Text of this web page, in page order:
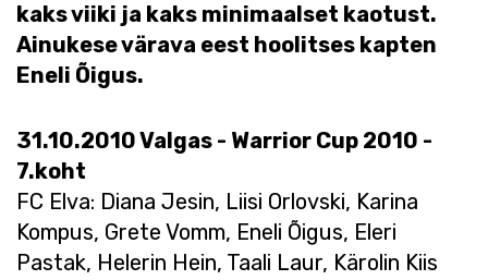
kaks viiki ja kaks minimaalset kaotust.
Ainukese värava eest hoolitses kapten
Eneli Õigus.
31.10.2010 Valgas - Warrior Cup 2010 -
7.koht
FC Elva: Diana Jesin, Liisi Orlovski, Karina
Kompus, Grete Vomm, Eneli Õigus, Eleri
Pastak, Helerin Hein, Taali Laur, Kärolin Kiis